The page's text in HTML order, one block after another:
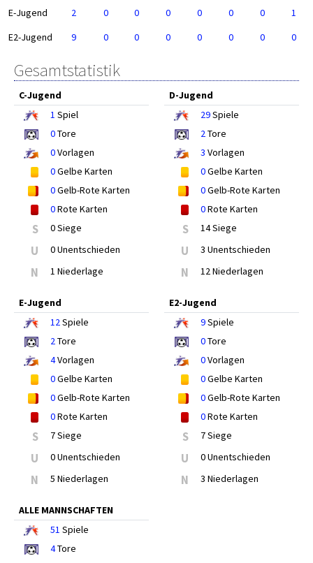
E-Jugend
2 0 0 0 0 0 0
1
E2-Jugend
9 0 0 0 0 0 0 0
Gesamtstatistik
C-Jugend
1 Spiel
0Tore
0Vorlagen
0Gelbe Karten
0Gelb-Rote Karten
0Rote Karten
S 0 Siege
U 0 Unentschieden
N 1 Niederlage
D-Jugend
29Spiele
2Tore
3 Vorlagen
0Gelbe Karten
0Gelb-Rote Karten
0Rote Karten
S 14 Siege
U 3 Unentschieden
N 12 Niederlagen
E-Jugend
12Spiele
2Tore
4Vorlagen
0Gelbe Karten
0Gelb-Rote Karten
0Rote Karten
S 7 Siege
U 0 Unentschieden
N 5 Niederlagen
E2-Jugend
9Spiele
0Tore
0Vorlagen
0Gelbe Karten
0Gelb-Rote Karten
0Rote Karten
S 7 Siege
U 0 Unentschieden
N 3 Niederlagen
ALLE MANNSCHAFTEN
51 Spiele
4Tore